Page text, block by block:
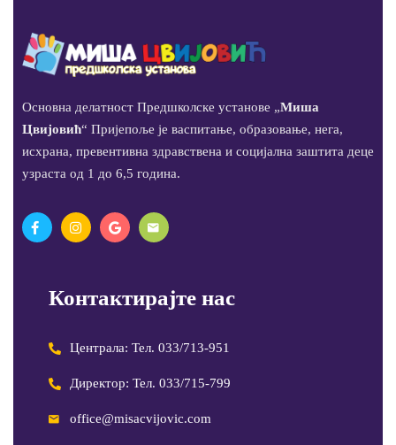
Основна делатност Предшколске установе „Миша
Цвијовић“ Пријепоље је васпитање, образовање, нега,
исхрана, превентивна здравствена и социјална заштита деце
узраста од 1 до 6,5 година.
Контактирајте нас
Централа: Тел. 033/713-951
Директор: Тел. 033/715-799
office@misacvijovic.com